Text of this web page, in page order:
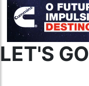
LET'S GO